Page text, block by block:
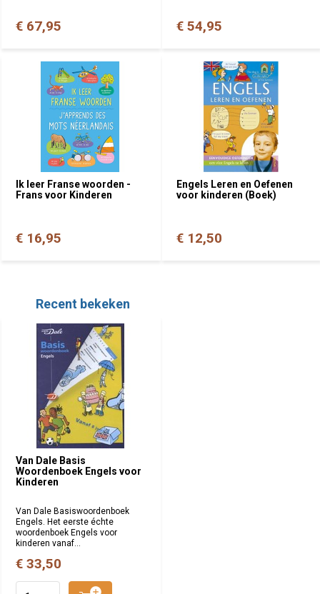
€ 67,95 € 54,95
Ik leer Franse woorden -
Frans voor Kinderen
€ 16,95
Engels Leren en Oefenen
voor kinderen (Boek)
€ 12,50
Recent bekeken
Van Dale Basis
Woordenboek Engels voor
Kinderen
Van Dale Basiswoordenboek
Engels. Het eerste échte
woordenboek Engels voor
kinderen vanaf...
€ 33,50